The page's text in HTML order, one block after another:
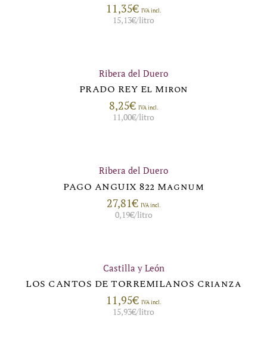
11,35€ IVA incl.
15,13€/litro
Ribera del Duero
PRADO REY El Miron
8,25€ IVA incl.
11,00€/litro
Ribera del Duero
PAGO ANGUIX 822 Magnum
27,81€ IVA incl.
0,19€/litro
Castilla y León
LOS CANTOS DE TORREMILANOS Crianza
11,95€ IVA incl.
15,93€/litro